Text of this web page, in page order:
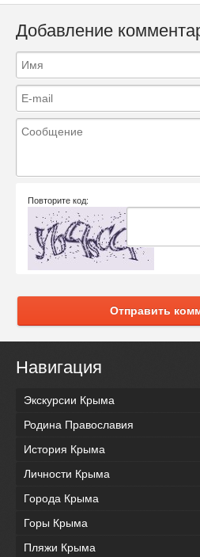
Добавление
Повторите код:
Отправить
Навигация
Экскурсии Крыма
Родина Православия
История Крыма
Личности Крыма
Города Крыма
Горы Крыма
Пляжи Крыма